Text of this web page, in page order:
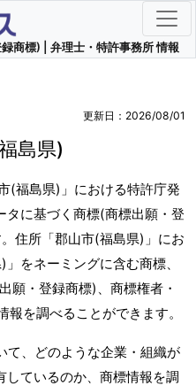
商標) | 弁理士・特許事務所 情報
更新日：2026/08/01
島県)
(福島県)」における特許庁発
タに基づく商標(商標出願・登
住所「郡山市(福島県)」にお
をネーミングに含む商標、
願・登録商標)、商標権者・
を調べることができます。
て、どのような企業・組織が
ているのか、商標情報を調